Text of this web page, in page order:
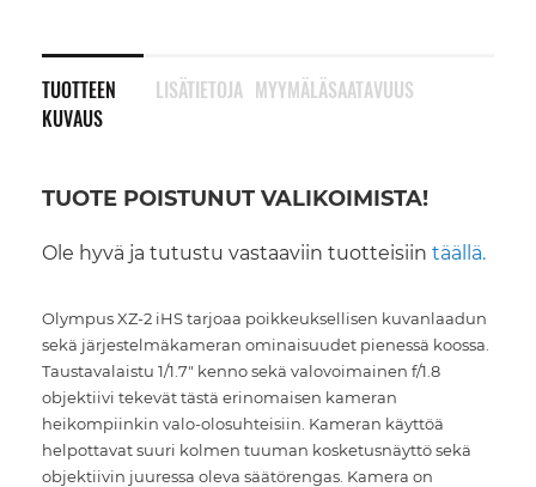
TUOTTEEN
KUVAUS
TUOTE POISTUNUT VALIKOIMISTA!
Ole hyvä ja tutustu vastaaviin tuotteisiin täällä.
Olympus XZ-2 iHS tarjoaa poikkeuksellisen kuvanlaadun
sekä järjestelmäkameran ominaisuudet pienessä koossa.
Taustavalaistu 1/1.7" kenno sekä valovoimainen f/1.8
objektiivi tekevät tästä erinomaisen kameran
heikompiinkin valo-olosuhteisiin. Kameran käyttöä
helpottavat suuri kolmen tuuman kosketusnäyttö sekä
objektiivin juuressa oleva säätörengas. Kamera on
LISÄTIETOJA MYYMÄLÄSAATAVUUS